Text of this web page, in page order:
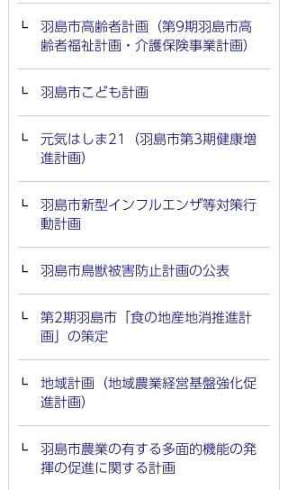
羽島市高齢者計画（第9期羽島市高
齢者福祉計画・介護保険事業計画）
羽島市こども計画
元気はしま21（羽島市第3期健康増
進計画）
羽島市新型インフルエンザ等対策行
動計画
羽島市鳥獣被害防止計画の公表
第2期羽島市「食の地産地消推進計
画」の策定
地域計画（地域農業経営基盤強化促
進計画）
羽島市農業の有する多面的機能の発
揮の促進に関する計画